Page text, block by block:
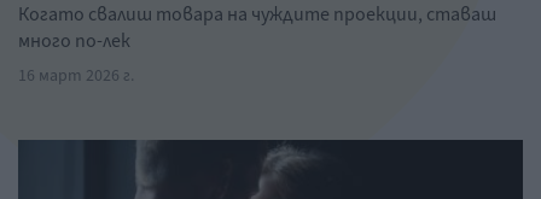
Когато свалиш товара на чуждите проекции, ставаш
много по-лек
16 март 2026 г.